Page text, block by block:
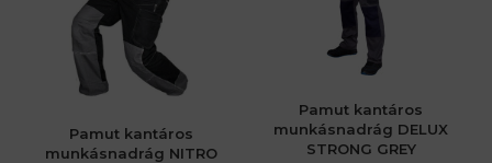
Pamut kantáros
munkásnadrág NITRO
Pamut kantáros
munkásnadrág DELUX
STRONG GREY